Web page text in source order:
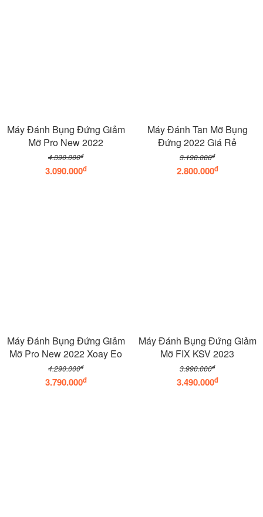
Máy Đánh Bụng Đứng Giảm
Mỡ Pro New 2022
4.390.000đ
3.090.000đ
Máy Đánh Tan Mỡ Bụng
Đứng 2022 Giá Rẻ
3.190.000đ
2.800.000đ
Máy Đánh Bụng Đứng Giảm
Mỡ Pro New 2022 Xoay Eo
4.290.000đ
3.790.000đ
Máy Đánh Bụng Đứng Giảm
Mỡ FIX KSV 2023
3.990.000đ
3.490.000đ